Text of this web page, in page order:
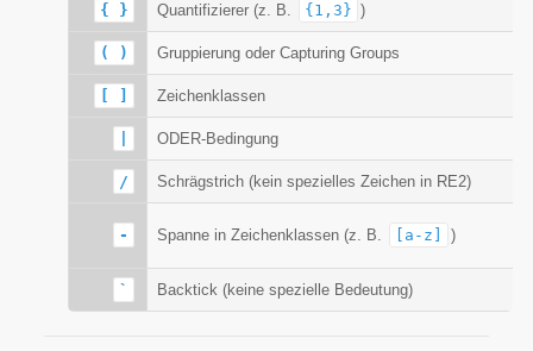
{ } Quantifizierer (z. B. {1,3} )
( ) Gruppierung oder Capturing Groups
Zeichenklassen
ODER-Bedingung
/ Schrägstrich (kein spezielles Zeichen in RE2)
- Spanne in Zeichenklassen (z. B. [a-z] )
` Backtick (keine spezielle Bedeutung)